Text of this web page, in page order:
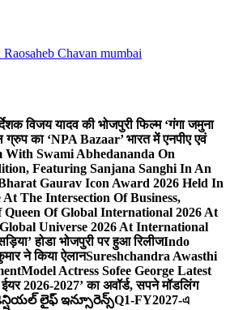
Chavan mumbai
विजय यादव की भोजपुरी फिल्म ‘गंगा जमुना
ग्रुप का ‘NPA Bazaar’ भारत में एनपीए एवं
Swami Abhedananda On
Featuring Sanjana Sanghi In An
Gaurav Icon Award 2026 Held In
The Intersection Of Business,
Of Global International 2026 At
Universe 2026 At International
होडा भोजपुरी पर हुआ रिलीजIndo
ने किया ऐलानSureshchandra Awasthi
Model Actress Sofee George Latest
2026-2027’ का अवॉर्ड, सपने मॉडलिंग
లైఫ్ ఇన్సూరెన్స్Q1-FY2027-এ